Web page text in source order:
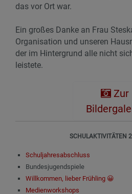
das vor Ort war.
Ein großes Danke an Frau
Organisation und unseren
der im Hintergrund alle nicht
leistete.
Zur
SCHULAKTIVITÄTEN
Schuljahresabschluss
Bundesjugendspiele
Willkommen, lieber Frühling 😀
Medienworkshops